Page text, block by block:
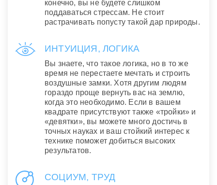
конечно, вы не будете слишком
поддаваться стрессам. Не стоит
растрачивать попусту такой дар природы.
ИНТУИЦИЯ, ЛОГИКА
Вы знаете, что такое логика, но в то же
время не перестаете мечтать и строить
воздушные замки. Хотя другим людям
гораздо проще вернуть вас на землю,
когда это необходимо. Если в вашем
квадрате присутствуют также «тройки» и
«девятки», вы можете много достичь в
точных науках и ваш стойкий интерес к
технике поможет добиться высоких
результатов.
СОЦИУМ, ТРУД